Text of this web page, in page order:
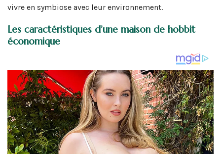
vivre en symbiose avec leur environnement.
Les caractéristiques d’une maison de hobbit
économique